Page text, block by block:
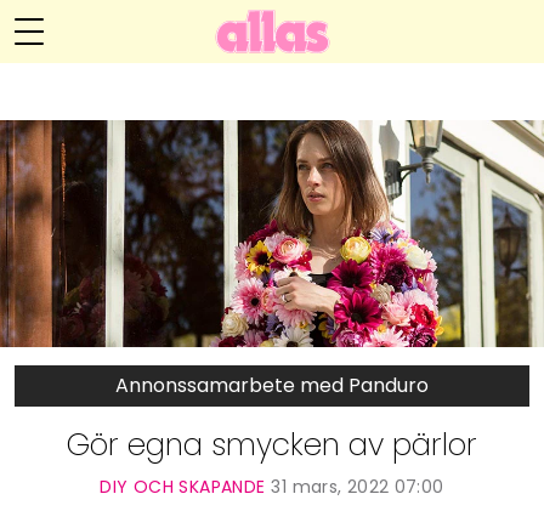
Hälsa
Relationer
Handarbete
Video
Anna María Larssons blogg
Hem
Om Anna María
Kategorier
Arkiv
Kontakt
Annonssamarbete med Panduro
Gör egna smycken av pärlor
DIY OCH SKAPANDE 31 mars, 2022 07:00